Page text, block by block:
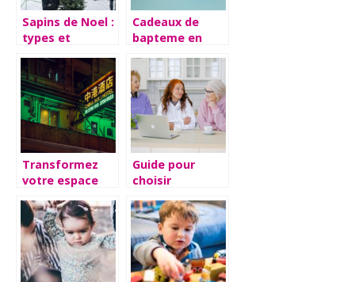
Sapins de Noel :
types et
Cadeaux de
bapteme en
avantages et
conseils a
suivre lors du
choix
Transformez
votre espace
enseignes au
neon
personnalisees
Guide pour
choisir
ideal pour un
senior debutant